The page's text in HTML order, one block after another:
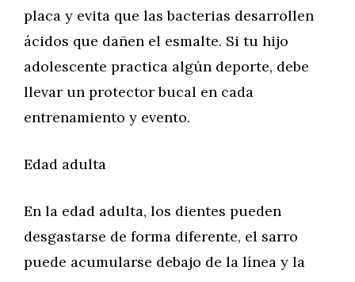
placa y evita que las bacterias desarrollen
ácidos que dañen el esmalte. Si tu hijo
adolescente practica algún deporte, debe
llevar un protector bucal en cada
entrenamiento y evento.
Edad adulta
En la edad adulta, los dientes pueden
desgastarse de forma diferente, el sarro
puede acumularse debajo de la línea y la